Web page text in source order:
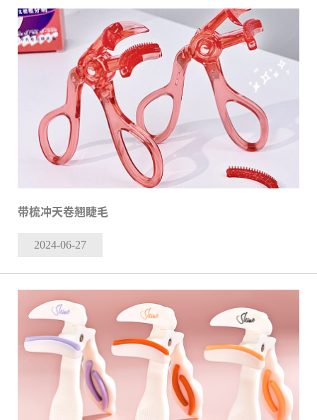
带梳冲天卷翘睫毛
2024-06-27